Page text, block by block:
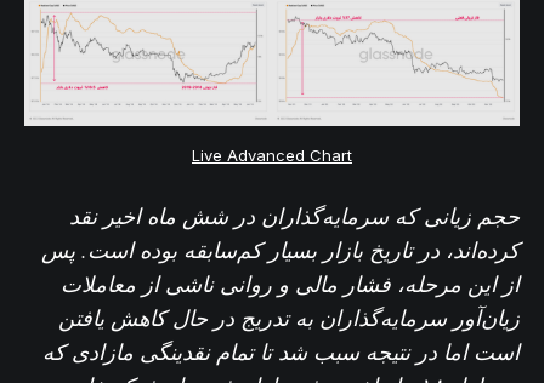
Live Advanced Chart
حجم زیانی که سرمایه‌گذاران در شش ماه اخیر نقد
کرده‌اند، در تاریخ بازار بسیار کم‌سابقه بوده است. پس
از این مرحله، فشار مالی و روانی ناشی از معاملات
زیان‌آور سرمایه‌گذاران به تدریج در حال کاهش یافتن
است اما در نتیجه‌ سبب شد تا تمام نقدینگی مازادی که